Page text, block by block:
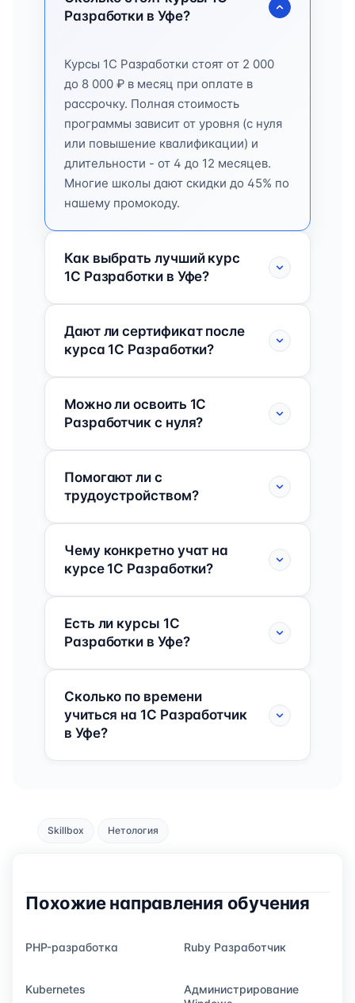
Разработки в Уфе?
Курсы 1C Разработки стоят от 2 000
до 8 000 ₽ в месяц при оплате в
рассрочку. Полная стоимость
программы зависит от уровня (с нуля
или повышение квалификации) и
длительности - от 4 до 12 месяцев.
Многие школы дают скидки до 45% по
нашему промокоду.
Как выбрать лучший курс
1C Разработки в Уфе?
Дают ли сертификат после
курса 1C Разработки?
Можно ли освоить 1C
Разработчик с нуля?
Помогают ли с
трудоустройством?
Чему конкретно учат на
курсе 1C Разработки?
Есть ли курсы 1C
Разработки в Уфе?
Сколько по времени
учиться на 1C Разработчик
в Уфе?
Skillbox Нетология
Похожие направления обучения
PHP-разработка Ruby Разработчик
Kubernetes
Администрирование